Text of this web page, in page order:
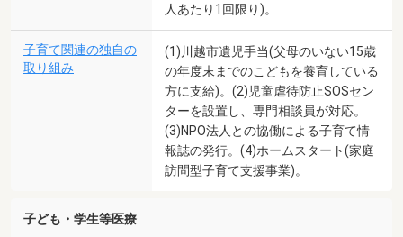
人あたり1回限り)。
子育て関連の独自の
取り組み
(1)川越市遺児手当(父母のいない15歳
の年度末までのこどもを養育している
方に支給)。(2)児童虐待防止SOSセン
ターを設置し、専門相談員が対応。
(3)NPO法人との協働による子育て情
報誌の発行。(4)ホームスタート(家庭
訪問型子育て支援事業)。
子ども・学生等医療